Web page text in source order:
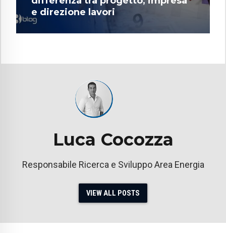
e direzione lavori
Luca Cocozza
Responsabile Ricerca e Sviluppo Area Energia
VIEW ALL POSTS